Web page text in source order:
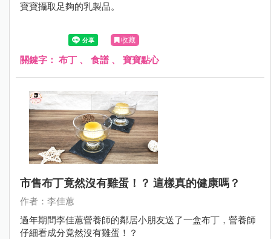
寶寶攝取足夠的乳製品。
收藏
關鍵字： 布丁 、 食譜 、 寶寶點心
市售布丁竟然沒有雞蛋！？ 這樣真的健康嗎？
作者：李佳蕙
過年期間李佳蕙營養師的鄰居小朋友送了一盒布丁，營養師
仔細看成分竟然沒有雞蛋！？